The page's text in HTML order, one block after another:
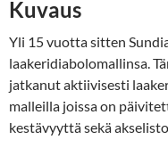
Kuvaus
Yli 15 vuotta sitten
laakeridiabolomallinsa.
jatkanut aktiivisesti
malleilla joissa on
kestävyyttä sekä